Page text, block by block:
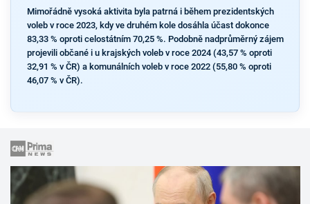
Mimořádně vysoká aktivita byla patrná i během prezidentských
voleb v roce 2023, kdy ve druhém kole dosáhla účast dokonce
83,33 % oproti celostátním 70,25 %. Podobně nadprůměrný zájem
projevili občané i u krajských voleb v roce 2024 (43,57 % oproti
32,91 % v ČR) a komunálních voleb v roce 2022 (55,80 % oproti
46,07 % v ČR).